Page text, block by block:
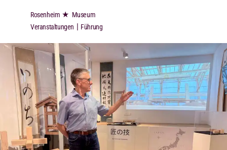
Rosenheim ★ Museum
Veranstaltungen | Führung